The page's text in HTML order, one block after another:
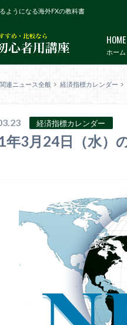
ようになる海外FXの教科書
ホーム
HOME
連ニュース全般 経済指標カレンダー
経済指標カレンダー
年3月24日（水）